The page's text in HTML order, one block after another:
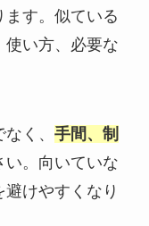
す。似ている
使い方、必要な
く、 手間、制
い。向いていな
けやすくなり